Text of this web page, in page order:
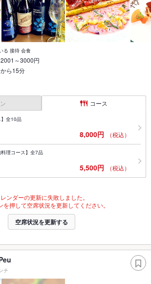
る 接待 会食
2001～3000円
ら15分
コース
】全10品
8,000円 （税込）
理コース】全7品
5,500円 （税込）
ンダーの更新に失敗しました。
を押して空席状況を更新してください。
空席状況を更新する
チ